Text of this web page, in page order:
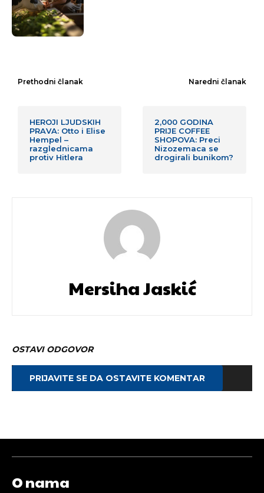
Prethodni članak
HEROJI LJUDSKIH
PRAVA: Otto i Elise
Hempel –
razglednicama
protiv Hitlera
Naredni članak
2,000 GODINA
PRIJE COFFEE
SHOPOVA: Preci
Nizozemaca se
drogirali bunikom?
Mersiha Jaskić
OSTAVI ODGOVOR
PRIJAVITE SE DA OSTAVITE KOMENTAR
O nama